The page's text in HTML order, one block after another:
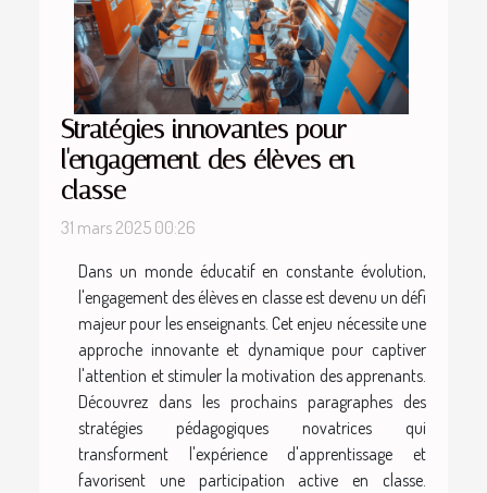
Stratégies innovantes pour
l'engagement des élèves en
classe
31 mars 2025 00:26
Dans un monde éducatif en constante évolution,
l'engagement des élèves en classe est devenu un défi
majeur pour les enseignants. Cet enjeu nécessite une
approche innovante et dynamique pour captiver
l'attention et stimuler la motivation des apprenants.
Découvrez dans les prochains paragraphes des
stratégies pédagogiques novatrices qui
transforment l'expérience d'apprentissage et
favorisent une participation active en classe.